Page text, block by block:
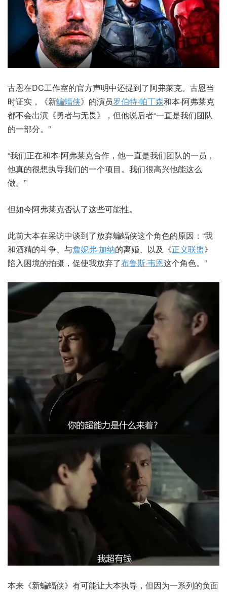
古恩在DC工作室的官方声明中还提到了阿弗莱克。古恩当
时证实，《新蝙蝠侠》的演员罗伯特·帕丁森和本·阿弗莱克
都不会出演《勇者与无畏》，但他说后者“一直是我们团队
的一部分。”
“我们正在和本·阿弗莱克合作，他一直是我们团队的一员，
他真的很想执导我们的一个项目。我们很高兴他能这么
做。”
但如今阿弗莱克否认了这些可能性。
此前大本在采访中谈到了放弃蝙蝠侠这个角色的原因：“我
和酒精的斗争、与詹妮弗·加纳的离婚、以及《正义联盟》
陷入困境的拍摄，促使我放弃了布鲁斯·韦恩这个角色。”
本来《新蝙蝠侠》有可能让大本执导，但因为一系列的负面